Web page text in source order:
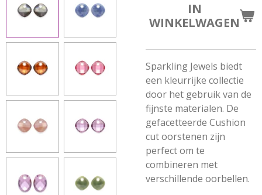
IN
WINKELWAGEN
Sparkling Jewels biedt
een kleurrijke collectie
door het gebruik van de
fijnste materialen. De
gefacetteerde Cushion
cut oorstenen zijn
perfect om te
combineren met
verschillende oorbellen.